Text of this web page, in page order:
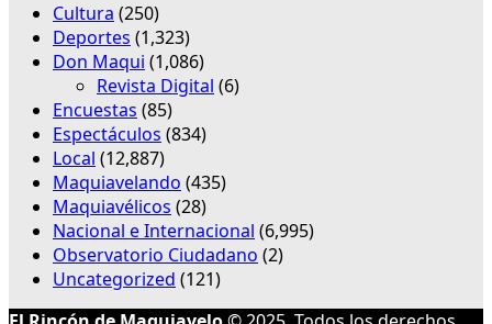
Cultura (250)
Deportes (1,323)
Don Maqui (1,086)
Revista Digital (6)
Encuestas (85)
Espectáculos (834)
Local (12,887)
Maquiavelando (435)
Maquiavélicos (28)
Nacional e Internacional (6,995)
Observatorio Ciudadano (2)
Uncategorized (121)